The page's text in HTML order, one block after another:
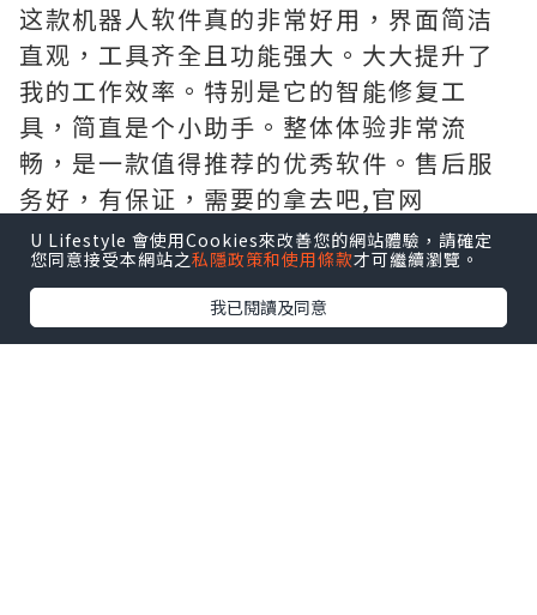
这款机器人软件真的非常好用，界面简洁
直观，工具齐全且功能强大。大大提升了
我的工作效率。特别是它的智能修复工
具，简直是个小助手。整体体验非常流
畅，是一款值得推荐的优秀软件。售后服
务好，有保证，需要的拿去吧,官网
http://www.vst.tw
U Lifestyle 會使用Cookies來改善您的網站體驗，請確定
您同意接受本網站之私隱政策和使用條款才可繼續瀏覽。
我已閱讀及同意